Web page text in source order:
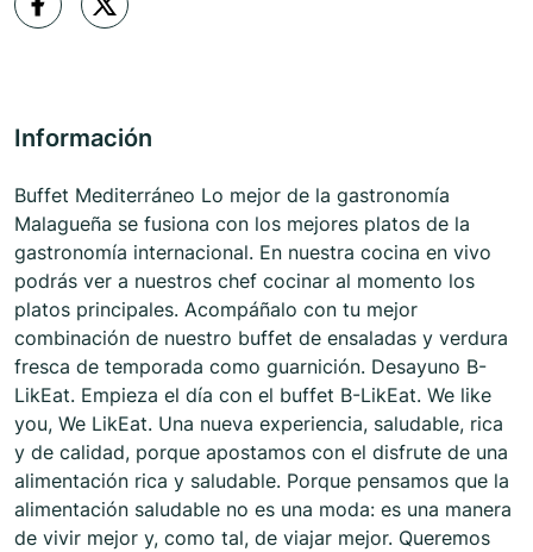
Información
Buffet Mediterráneo Lo mejor de la gastronomía
Malagueña se fusiona con los mejores platos de la
gastronomía internacional. En nuestra cocina en vivo
podrás ver a nuestros chef cocinar al momento los
platos principales. Acompáñalo con tu mejor
combinación de nuestro buffet de ensaladas y verdura
fresca de temporada como guarnición. Desayuno B-
LikEat. Empieza el día con el buffet B-LikEat. We like
you, We LikEat. Una nueva experiencia, saludable, rica
y de calidad, porque apostamos con el disfrute de una
alimentación rica y saludable. Porque pensamos que la
alimentación saludable no es una moda: es una manera
de vivir mejor y, como tal, de viajar mejor. Queremos